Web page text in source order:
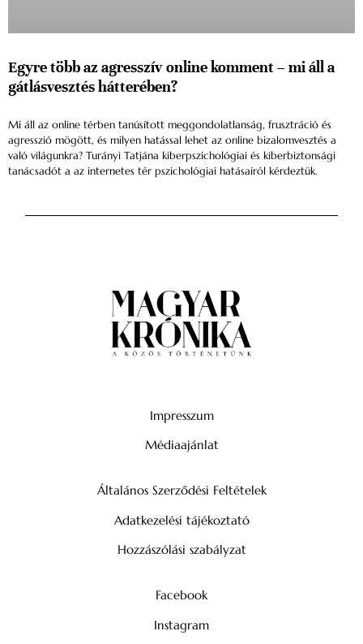
Egyre több az agresszív online komment – mi áll a
gátlásvesztés hátterében?
Mi áll az online térben tanúsított meggondolatlanság, frusztráció és
agresszió mögött, és milyen hatással lehet az online bizalomvesztés a
való világunkra? Turányi Tatjána kiberpszichológiai és kiberbiztonsági
tanácsadót a az internetes tér pszichológiai hatásairól kérdeztük.
Impresszum
Médiaajánlat
Általános Szerződési Feltételek
Adatkezelési tájékoztató
Hozzászólási szabályzat
Facebook
Instagram